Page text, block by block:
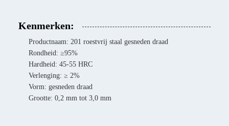
Kenmerken:
Productnaam: 201 roestvrij staal gesneden draad
Rondheid: ≥95%
Hardheid: 45-55 HRC
Verlenging: ≥ 2%
Vorm: gesneden draad
Grootte: 0,2 mm tot 3,0 mm